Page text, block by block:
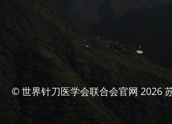
© 世界针刀医学会联合会官网 2026